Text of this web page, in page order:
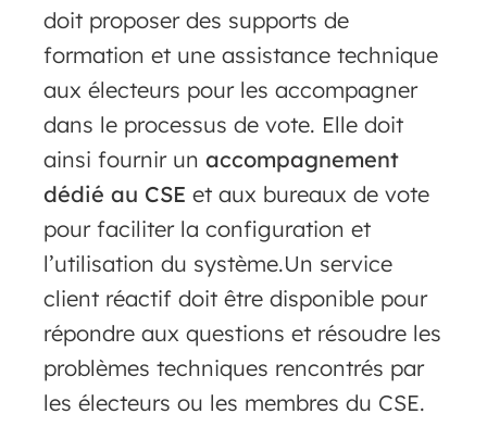
doit proposer des supports de
formation et une assistance technique
aux électeurs pour les accompagner
dans le processus de vote. Elle doit
ainsi fournir un accompagnement
dédié au CSE et aux bureaux de vote
pour faciliter la configuration et
l’utilisation du système.Un service
client réactif doit être disponible pour
répondre aux questions et résoudre les
problèmes techniques rencontrés par
les électeurs ou les membres du CSE.